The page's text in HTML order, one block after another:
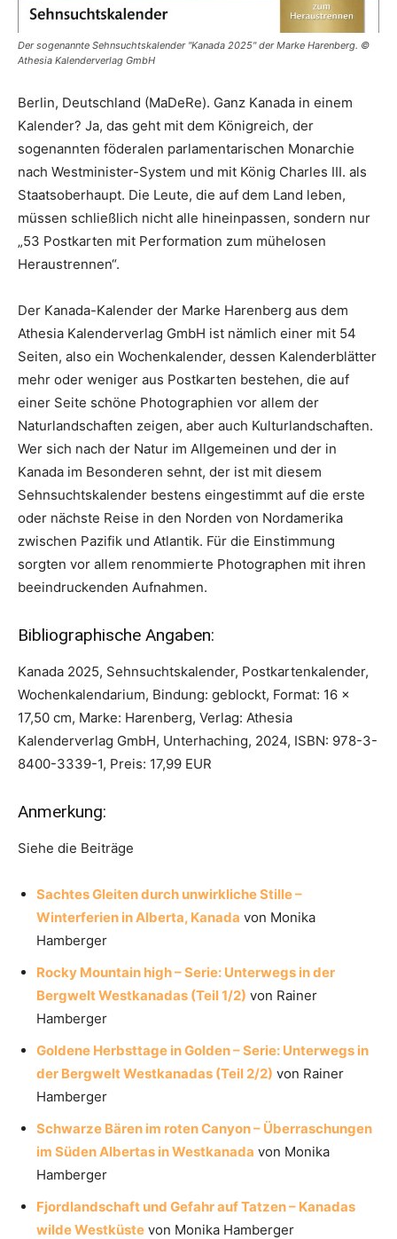
Der sogenannte Sehnsuchtskalender "Kanada 2025" der Marke Harenberg. ©
Athesia Kalenderverlag GmbH
Berlin, Deutschland (MaDeRe). Ganz Kanada in einem
Kalender? Ja, das geht mit dem Königreich, der
sogenannten föderalen parlamentarischen Monarchie
nach Westminister-System und mit König Charles III. als
Staatsoberhaupt. Die Leute, die auf dem Land leben,
müssen schließlich nicht alle hineinpassen, sondern nur
„53 Postkarten mit Performation zum mühelosen
Heraustrennen“.
Der Kanada-Kalender der Marke Harenberg aus dem
Athesia Kalenderverlag GmbH ist nämlich einer mit 54
Seiten, also ein Wochenkalender, dessen Kalenderblätter
mehr oder weniger aus Postkarten bestehen, die auf
einer Seite schöne Photographien vor allem der
Naturlandschaften zeigen, aber auch Kulturlandschaften.
Wer sich nach der Natur im Allgemeinen und der in
Kanada im Besonderen sehnt, der ist mit diesem
Sehnsuchtskalender bestens eingestimmt auf die erste
oder nächste Reise in den Norden von Nordamerika
zwischen Pazifik und Atlantik. Für die Einstimmung
sorgten vor allem renommierte Photographen mit ihren
beeindruckenden Aufnahmen.
Bibliographische Angaben:
Kanada 2025, Sehnsuchtskalender, Postkartenkalender,
Wochenkalendarium, Bindung: geblockt, Format: 16 x
17,50 cm, Marke: Harenberg, Verlag: Athesia
Kalenderverlag GmbH, Unterhaching, 2024, ISBN: 978-3-
8400-3339-1, Preis: 17,99 EUR
Anmerkung:
Siehe die Beiträge
Sachtes Gleiten durch unwirkliche Stille –
Winterferien in Alberta, Kanada von Monika
Hamberger
Rocky Mountain high – Serie: Unterwegs in der
Bergwelt Westkanadas (Teil 1/2) von Rainer
Hamberger
Goldene Herbsttage in Golden – Serie: Unterwegs in
der Bergwelt Westkanadas (Teil 2/2) von Rainer
Hamberger
Schwarze Bären im roten Canyon – Überraschungen
im Süden Albertas in Westkanada von Monika
Hamberger
Fjordlandschaft und Gefahr auf Tatzen – Kanadas
wilde Westküste von Monika Hamberger